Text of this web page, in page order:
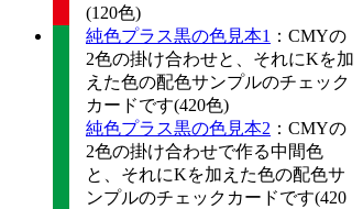
(120色)
純色プラス黒の色見本1 ：CMYの
2色の掛け合わせと、それにKを加
えた色の配色サンプルのチェック
カードです(420色)
純色プラス黒の色見本2 ：CMYの
2色の掛け合わせで作る中間色
と、それにKを加えた色の配色サ
ンプルのチェックカードです(420